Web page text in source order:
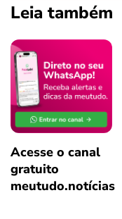
Leia também
Acesse o canal
gratuito
meutudo.notícias